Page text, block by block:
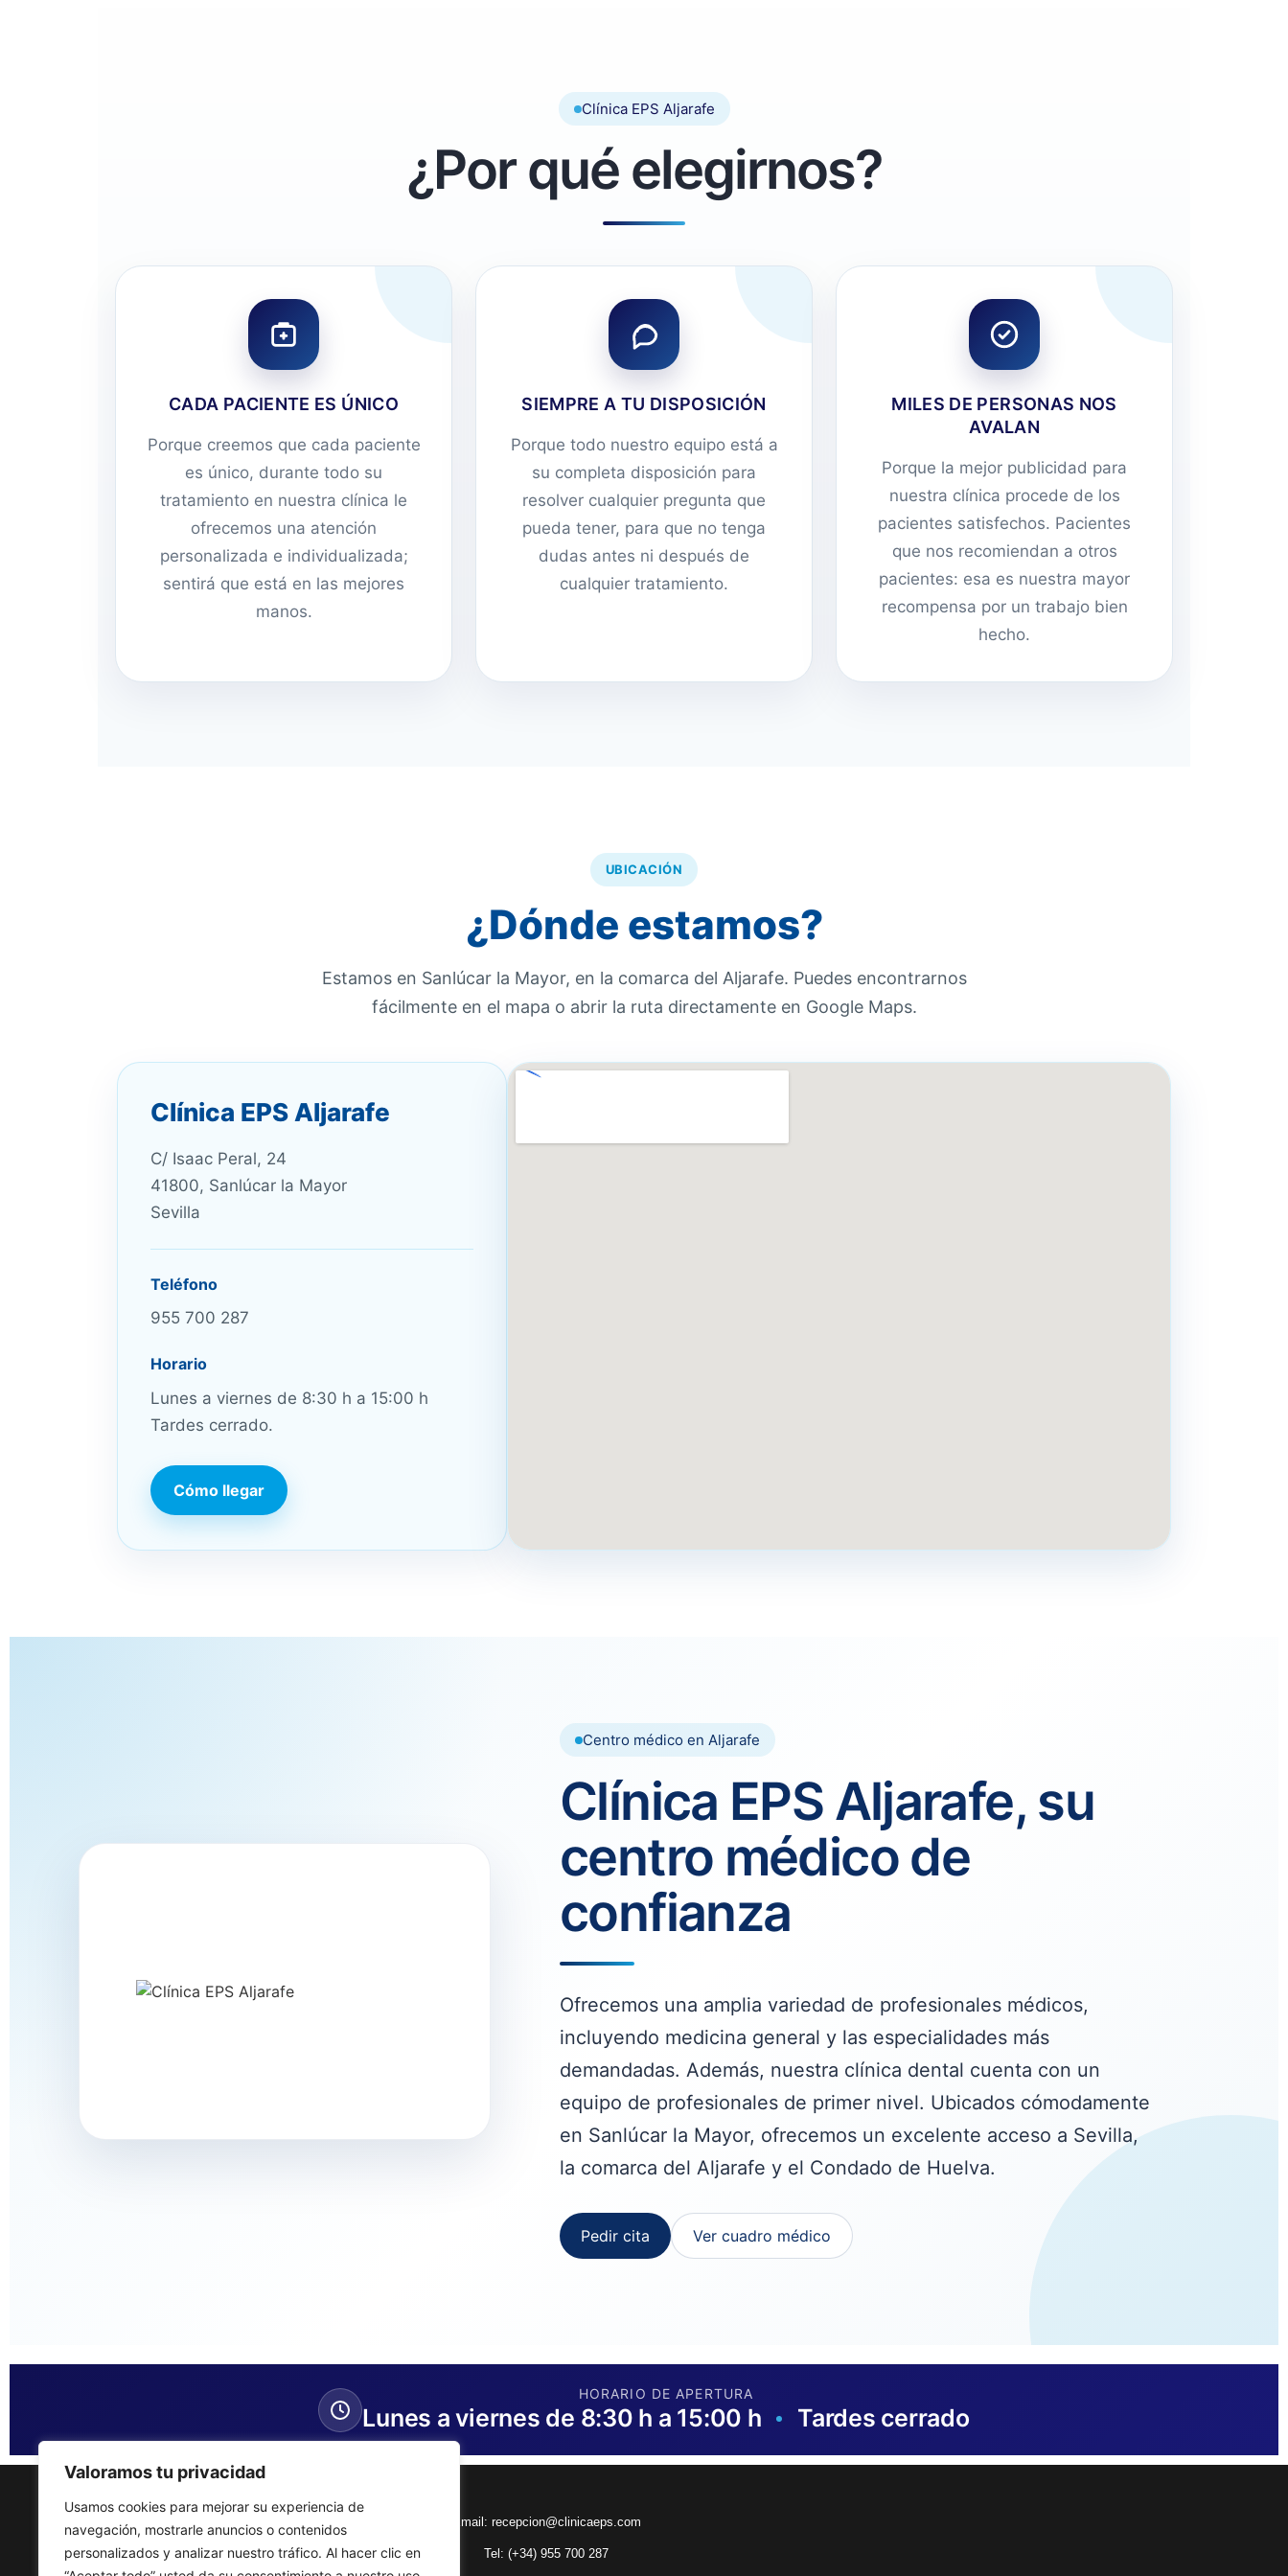
Valoramos tu privacidad
Usamos cookies para mejorar su experiencia de
navegación, mostrarle anuncios o contenidos
personalizados y analizar nuestro tráfico. Al hacer clic en
Clínica EPS Aljarafe
¿Por qué elegirnos?
CADA PACIENTE ES ÚNICO
Porque creemos que cada paciente
es único, durante todo su
tratamiento en nuestra clínica le
ofrecemos una atención
personalizada e individualizada;
sentirá que está en las mejores
manos.
SIEMPRE A TU DISPOSICIÓN
Porque todo nuestro equipo está a
su completa disposición para
resolver cualquier pregunta que
pueda tener, para que no tenga
dudas antes ni después de
cualquier tratamiento.
MILES DE PERSONAS NOS
AVALAN
Porque la mejor publicidad para
nuestra clínica procede de los
pacientes satisfechos. Pacientes
que nos recomiendan a otros
pacientes: esa es nuestra mayor
recompensa por un trabajo bien
hecho.
UBICACIÓN
¿Dónde estamos?
Estamos en Sanlúcar la Mayor, en la comarca del Aljarafe. Puedes encontrarnos
fácilmente en el mapa o abrir la ruta directamente en Google Maps.
Clínica EPS Aljarafe
C/ Isaac Peral, 24
41800, Sanlúcar la Mayor
Sevilla
Teléfono
955 700 287
Horario
Lunes a viernes de 8:30 h a 15:00 h
Tardes cerrado.
Cómo llegar
Centro médico en Aljarafe
Clínica EPS Aljarafe, su
centro médico de
confianza
Ofrecemos una amplia variedad de profesionales médicos,
incluyendo medicina general y las especialidades más
demandadas. Además, nuestra clínica dental cuenta con un
equipo de profesionales de primer nivel. Ubicados cómodamente
en Sanlúcar la Mayor, ofrecemos un excelente acceso a Sevilla,
la comarca del Aljarafe y el Condado de Huelva.
Pedir cita Ver cuadro médico
HORARIO DE APERTURA
Lunes a viernes de 8:30 h a 15:00 h Tardes cerrado
Email: recepcion@clinicaeps.com
Tel: (+34) 955 700 287